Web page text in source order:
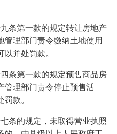
条第一款的规定转让房地产
管理部门责令缴纳土地使用
并处罚款。
条第一款的规定预售商品房
管理部门责令停止预售活
款。
条的规定，未取得营业执照